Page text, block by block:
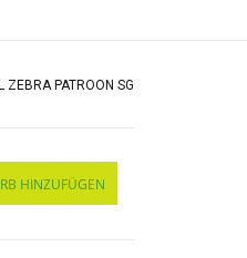
ZEBRA PATROON SG
HINZUFÜGEN